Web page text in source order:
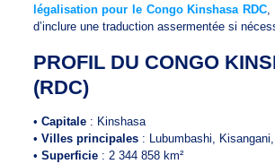
légalisation pour le Congo Kinshasa RDC
d’inclure une traduction assermentée si
PROFIL DU CONGO
(RDC)
• Capitale: Kinshasa
• Villes principales: Lubumbashi,
• Superficie: 2 344 858 km²